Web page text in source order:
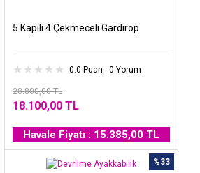
5 Kapılı 4 Çekmeceli Gardırop
0.0 Puan - 0 Yorum
28.800,00 TL
18.100,00 TL
Havale Fiyatı : 15.385,00 TL
%33